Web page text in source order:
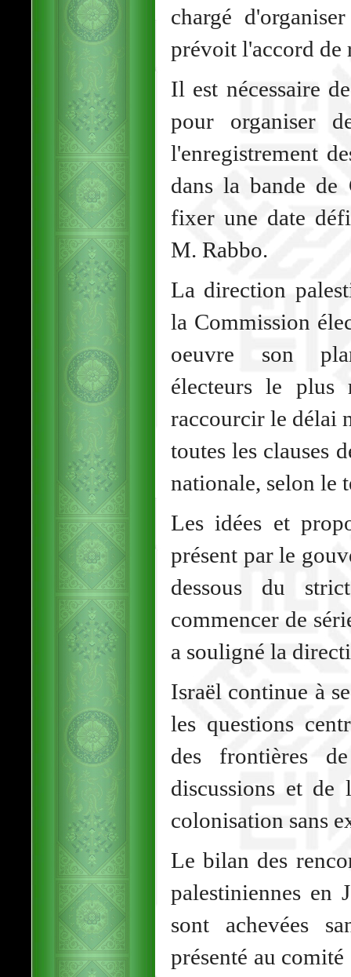
chargé
prévoit l'accord de
Il est nécessaire
pour organiser
l'enregistrement
dans la bande de
fixer une date
M. Rabbo.
La direction
la Commission
oeuvre son
électeurs le plus
raccourcir le délai
toutes les clauses
nationale, selon le
Les idées et
présent par le
dessous du
commencer de
a souligné la
Israël continue à
les questions
des frontières
discussions et
colonisation sans
Le bilan des
palestiniennes en
sont achevées
présenté au